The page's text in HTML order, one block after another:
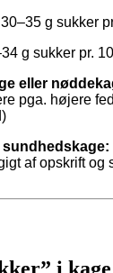
30–35 g sukker
g sukker pr.
eller
pga. højere
sundhedskage:
af opskrift og